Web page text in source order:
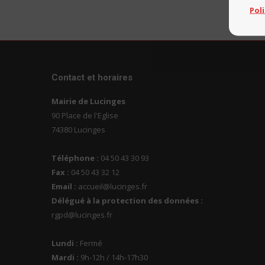
Contact et horaires
Mairie de Lucinges
90 Place de l'Eglise
74380 Lucinges
Téléphone : 04 50 43 30 93
Fax : 04 50 43 32 12
Email : accueil@lucinges.fr
Délégué à la protection des données :
rgpd@lucinges.fr
Lundi : Fermé
Mardi : 9h-12h / 14h-17h30